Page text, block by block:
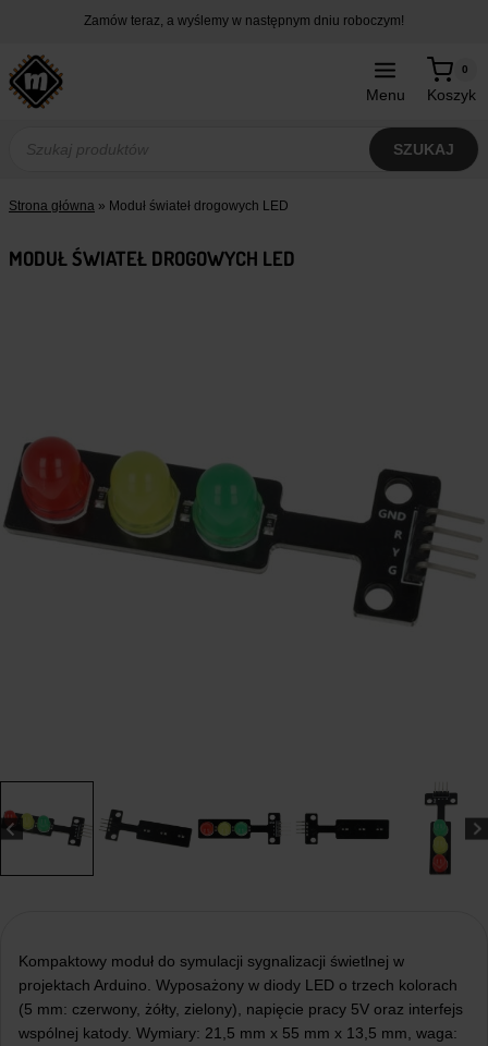
treści
Zamów teraz, a wyślemy w następnym dniu roboczym!
Menu Koszyk
0
produktów
SZUKAJ
Strona główna » Moduł świateł drogowych LED
MODUŁ ŚWIATEŁ DROGOWYCH LED
Kompaktowy moduł do symulacji sygnalizacji świetlnej w
projektach Arduino. Wyposażony w diody LED o trzech kolorach
(5 mm: czerwony, żółty, zielony), napięcie pracy 5V oraz interfejs
wspólnej katody. Wymiary: 21,5 mm x 55 mm x 13,5 mm, waga: